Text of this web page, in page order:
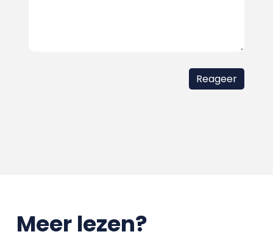
Meer lezen?